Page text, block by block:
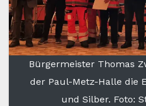
Bürgermeister Thomas
der Paul-Metz-Halle die
und Silber. Foto: